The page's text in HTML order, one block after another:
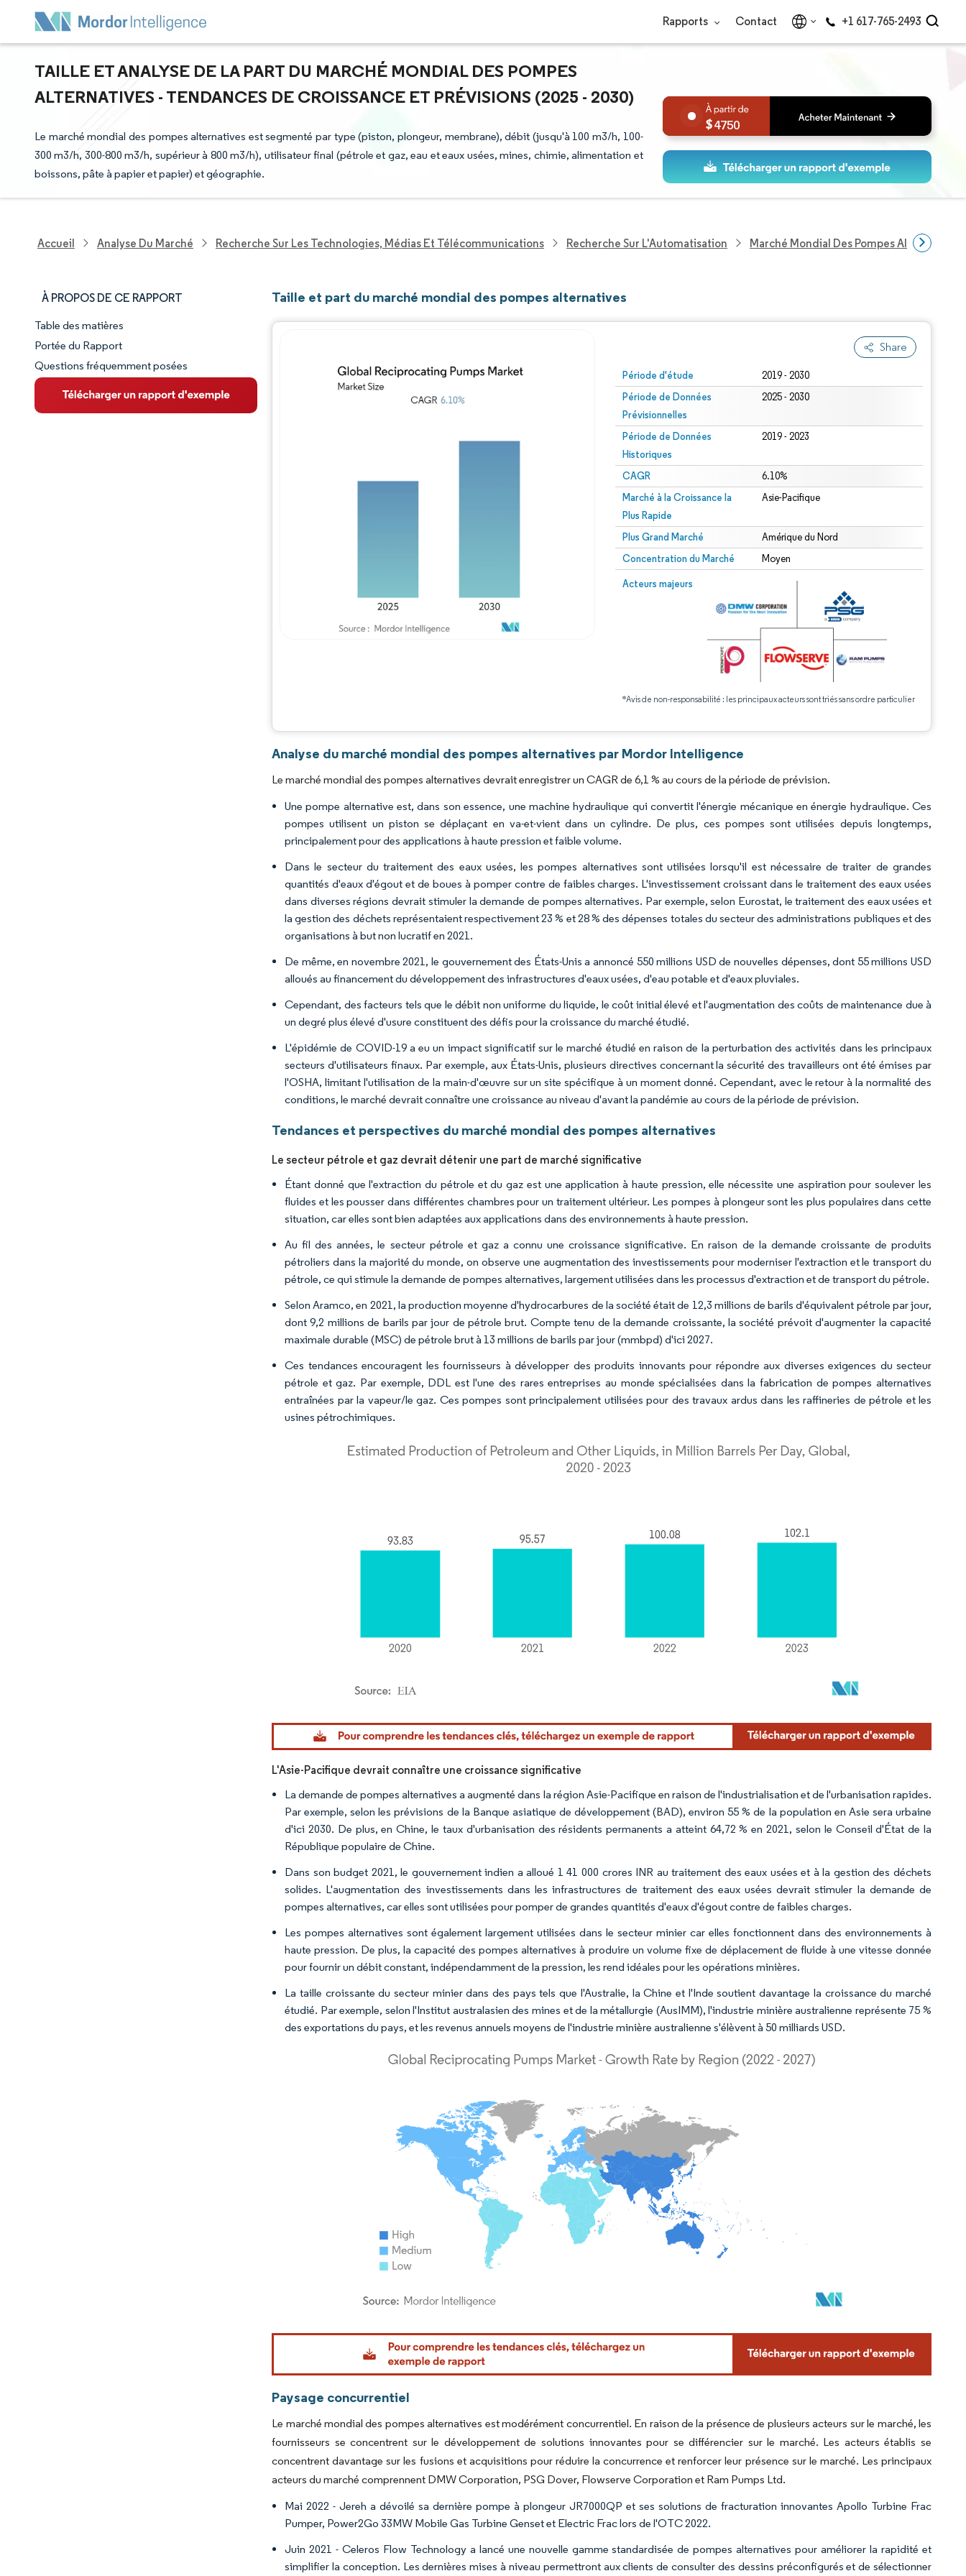
Rapports Contact +1 617-765-2493
TAILLE ET ANALYSE DE LA PART DU MARCHÉ MONDIAL DES POMPES
ALTERNATIVES - TENDANCES DE CROISSANCE ET PRÉVISIONS (2025 - 2030)
Le marché mondial des pompes alternatives est segmenté par type (piston, plongeur, membrane), débit (jusqu'à 100 m3/h, 100-
300 m3/h, 300-800 m3/h, supérieur à 800 m3/h), utilisateur final (pétrole et gaz, eau et eaux usées, mines, chimie, alimentation et
boissons, pâte à papier et papier) et géographie.
4750
Accueil Analyse Du Marché Recherche Sur Les Technologies, Médias Et Télécommunications Recherche Sur L'Automatisation Marché Mondial Des Pompes Alternatives
À PROPOS DE CE RAPPORT
Aperçu du marché
VUE D’ENSEMBLE DU MARCHÉ
Principales tendances du marché
Table des matières
Portée du Rapport
Questions fréquemment posées
Taille et part du marché mondial des pompes alternatives
Share
Période d'étude 2019 - 2030
Période de Données
Prévisionnelles
2025 - 2030
Période de Données
Historiques
2019 - 2023
CAGR 6.10%
Marché à la Croissance la
Plus Rapide
Asie-Pacifique
Plus Grand Marché Amérique du Nord
Concentration du Marché Moyen
Acteurs majeurs
*Avis de non-responsabilité : les principaux acteurs sont triés sans ordre particulier
Analyse du marché mondial des pompes alternatives par Mordor Intelligence
Le marché mondial des pompes alternatives devrait enregistrer un CAGR de 6,1 % au cours de la période de prévision.
Une pompe alternative est, dans son essence, une machine hydraulique qui convertit l'énergie mécanique en énergie hydraulique. Ces
pompes utilisent un piston se déplaçant en va-et-vient dans un cylindre. De plus, ces pompes sont utilisées depuis longtemps,
principalement pour des applications à haute pression et faible volume.
Dans le secteur du traitement des eaux usées, les pompes alternatives sont utilisées lorsqu'il est nécessaire de traiter de grandes
quantités d'eaux d'égout et de boues à pomper contre de faibles charges. L'investissement croissant dans le traitement des eaux usées
dans diverses régions devrait stimuler la demande de pompes alternatives. Par exemple, selon Eurostat, le traitement des eaux usées et
la gestion des déchets représentaient respectivement 23 % et 28 % des dépenses totales du secteur des administrations publiques et des
organisations à but non lucratif en 2021.
De même, en novembre 2021, le gouvernement des États-Unis a annoncé 550 millions USD de nouvelles dépenses, dont 55 millions USD
alloués au financement du développement des infrastructures d'eaux usées, d'eau potable et d'eaux pluviales.
Cependant, des facteurs tels que le débit non uniforme du liquide, le coût initial élevé et l'augmentation des coûts de maintenance due à
un degré plus élevé d'usure constituent des défis pour la croissance du marché étudié.
L'épidémie de COVID-19 a eu un impact significatif sur le marché étudié en raison de la perturbation des activités dans les principaux
secteurs d'utilisateurs finaux. Par exemple, aux États-Unis, plusieurs directives concernant la sécurité des travailleurs ont été émises par
l'OSHA, limitant l'utilisation de la main-d'œuvre sur un site spécifique à un moment donné. Cependant, avec le retour à la normalité des
conditions, le marché devrait connaître une croissance au niveau d'avant la pandémie au cours de la période de prévision.
Tendances et perspectives du marché mondial des pompes alternatives
Le secteur pétrole et gaz devrait détenir une part de marché significative
Étant donné que l'extraction du pétrole et du gaz est une application à haute pression, elle nécessite une aspiration pour soulever les
fluides et les pousser dans différentes chambres pour un traitement ultérieur. Les pompes à plongeur sont les plus populaires dans cette
situation, car elles sont bien adaptées aux applications dans des environnements à haute pression.
Au fil des années, le secteur pétrole et gaz a connu une croissance significative. En raison de la demande croissante de produits
pétroliers dans la majorité du monde, on observe une augmentation des investissements pour moderniser l'extraction et le transport du
pétrole, ce qui stimule la demande de pompes alternatives, largement utilisées dans les processus d'extraction et de transport du pétrole.
Selon Aramco, en 2021, la production moyenne d'hydrocarbures de la société était de 12,3 millions de barils d'équivalent pétrole par jour,
dont 9,2 millions de barils par jour de pétrole brut. Compte tenu de la demande croissante, la société prévoit d'augmenter la capacité
maximale durable (MSC) de pétrole brut à 13 millions de barils par jour (mmbpd) d'ici 2027.
Ces tendances encouragent les fournisseurs à développer des produits innovants pour répondre aux diverses exigences du secteur
pétrole et gaz. Par exemple, DDL est l'une des rares entreprises au monde spécialisées dans la fabrication de pompes alternatives
entraînées par la vapeur/le gaz. Ces pompes sont principalement utilisées pour des travaux ardus dans les raffineries de pétrole et les
usines pétrochimiques.
Image © Mordor Intelligence. La réutilisation nécessite une attribution sous CC BY 4.0.
L'Asie-Pacifique devrait connaître une croissance significative
La demande de pompes alternatives a augmenté dans la région Asie-Pacifique en raison de l'industrialisation et de l'urbanisation rapides.
Par exemple, selon les prévisions de la Banque asiatique de développement (BAD), environ 55 % de la population en Asie sera urbaine
d'ici 2030. De plus, en Chine, le taux d'urbanisation des résidents permanents a atteint 64,72 % en 2021, selon le Conseil d'État de la
République populaire de Chine.
Dans son budget 2021, le gouvernement indien a alloué 1 41 000 crores INR au traitement des eaux usées et à la gestion des déchets
solides. L'augmentation des investissements dans les infrastructures de traitement des eaux usées devrait stimuler la demande de
pompes alternatives, car elles sont utilisées pour pomper de grandes quantités d'eaux d'égout contre de faibles charges.
Les pompes alternatives sont également largement utilisées dans le secteur minier car elles fonctionnent dans des environnements à
haute pression. De plus, la capacité des pompes alternatives à produire un volume fixe de déplacement de fluide à une vitesse donnée
pour fournir un débit constant, indépendamment de la pression, les rend idéales pour les opérations minières.
La taille croissante du secteur minier dans des pays tels que l'Australie, la Chine et l'Inde soutient davantage la croissance du marché
étudié. Par exemple, selon l'Institut australasien des mines et de la métallurgie (AusIMM), l'industrie minière australienne représente 75 %
des exportations du pays, et les revenus annuels moyens de l'industrie minière australienne s'élèvent à 50 milliards USD.
Image © Mordor Intelligence. La réutilisation nécessite une attribution sous CC BY 4.0.
Paysage concurrentiel
Le marché mondial des pompes alternatives est modérément concurrentiel. En raison de la présence de plusieurs acteurs sur le marché, les
fournisseurs se concentrent sur le développement de solutions innovantes pour se différencier sur le marché. Les acteurs établis se
concentrent davantage sur les fusions et acquisitions pour réduire la concurrence et renforcer leur présence sur le marché. Les principaux
acteurs du marché comprennent DMW Corporation, PSG Dover, Flowserve Corporation et Ram Pumps Ltd.
Mai 2022 - Jereh a dévoilé sa dernière pompe à plongeur JR7000QP et ses solutions de fracturation innovantes Apollo Turbine Frac
Pumper, Power2Go 33MW Mobile Gas Turbine Genset et Electric Frac lors de l'OTC 2022.
Juin 2021 - Celeros Flow Technology a lancé une nouvelle gamme standardisée de pompes alternatives pour améliorer la rapidité et
simplifier la conception. Les dernières mises à niveau permettront aux clients de consulter des dessins préconfigurés et de sélectionner